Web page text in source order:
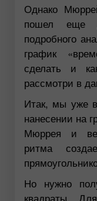
Однако
пошел еще
подробного
график
сделать и
рассмотри в
Итак, мы уже
нанесении на
Мюррея и
ритма
Но нужно
квадраты.